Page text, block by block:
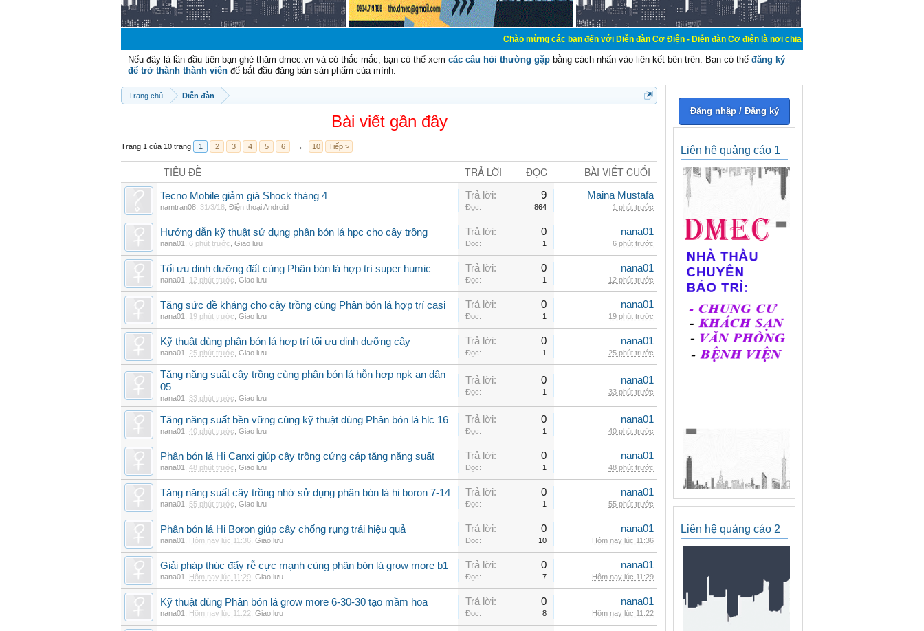
Chào mừng các bạn đến với Diễn đàn Cơ Điện - Diễn đàn Cơ điện là nơi chia sẽ kiến thức kinh nghiệm trong lãnh
Nếu đây là lần đầu tiên bạn ghé thăm dmec.vn và có thắc mắc, bạn có thể xem các câu hỏi thường gặp bằng cách nhấn vào liên kết bên trên. Bạn có thể đăng ký
để trở thành thành viên để bắt đầu đăng bán sản phẩm của mình.
Trang chủ Diễn đàn
Bài viết gần đây
Trang 1 của 10 trang 1 2 3 4 5 6 → 10 Tiếp >
TIÊU ĐỀ TRẢ LỜI ĐỌC BÀI VIẾT CUỐI
Tecno Mobile giảm giá Shock tháng 4
namtran08 31/3/18 Điện thoại Android
Trả lời: 9
Đọc: 864
Maina Mustafa
1 phút trước
Hướng dẫn kỹ thuật sử dụng phân bón lá hpc cho cây trồng
nana01 6 phút trước Giao lưu
Trả lời: 0
Đọc: 1
nana01
6 phút trước
Tối ưu dinh dưỡng đất cùng Phân bón lá hợp trí super humic
nana01 12 phút trước Giao lưu
Trả lời: 0
Đọc: 1
nana01
12 phút trước
Tăng sức đề kháng cho cây trồng cùng Phân bón lá hợp trí casi
nana01 19 phút trước Giao lưu
Trả lời: 0
Đọc: 1
nana01
19 phút trước
Kỹ thuật dùng phân bón lá hợp trí tối ưu dinh dưỡng cây
nana01 25 phút trước Giao lưu
Trả lời: 0
Đọc: 1
nana01
25 phút trước
Tăng năng suất cây trồng cùng phân bón lá hỗn hợp npk an dân
05
nana01 33 phút trước Giao lưu
Trả lời: 0
Đọc: 1
nana01
33 phút trước
Tăng năng suất bền vững cùng kỹ thuật dùng Phân bón lá hlc 16
nana01 40 phút trước Giao lưu
Trả lời: 0
Đọc: 1
nana01
40 phút trước
Phân bón lá Hi Canxi giúp cây trồng cứng cáp tăng năng suất
nana01 48 phút trước Giao lưu
Trả lời: 0
Đọc: 1
nana01
48 phút trước
Tăng năng suất cây trồng nhờ sử dụng phân bón lá hi boron 7-14
nana01 55 phút trước Giao lưu
Trả lời: 0
Đọc: 1
nana01
55 phút trước
Phân bón lá Hi Boron giúp cây chống rụng trái hiệu quả
nana01 Hôm nay lúc 11:36 Giao lưu
Trả lời: 0
Đọc: 10
nana01
Hôm nay lúc 11:36
Giải pháp thúc đẩy rễ cực mạnh cùng phân bón lá grow more b1
nana01 Hôm nay lúc 11:29 Giao lưu
Trả lời: 0
Đọc: 7
nana01
Hôm nay lúc 11:29
Kỹ thuật dùng Phân bón lá grow more 6-30-30 tạo mầm hoa
nana01 Hôm nay lúc 11:22 Giao lưu
Trả lời: 0
Đọc: 8
nana01
Hôm nay lúc 11:22
Đăng nhập / Đăng ký
Liên hệ quảng cáo 1
Liên hệ quảng cáo 2